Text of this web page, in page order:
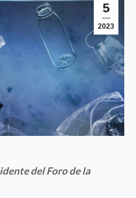
5
2023
del Foro de la